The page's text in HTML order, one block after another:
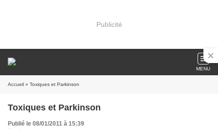
Publicité
MENU
Accueil » Toxiques et Parkinson
Toxiques et Parkinson
Publié le 08/01/2011 à 15:39